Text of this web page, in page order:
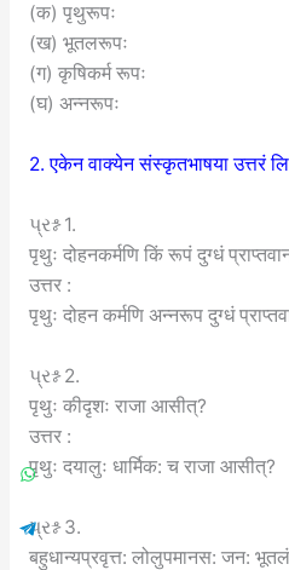
(क) पृथुरूपः
(ख) भूतलरूपः
(ग) कृषिकर्म रूपः
(घ) अन्नरूपः
2. एकेन वाक्येन संस्कृतभाषया उत्तरं
પ્રશ્ન 1.
पृथुः दोहनकर्मणि किं रूपं दुग्धं
उत्तर :
पृथुः दोहन कर्मणि अन्नरूप दुग्धं
પ્રશ્ન 2.
पृथुः कीदृशः राजा आसीत्?
उत्तर :
पृथुः दयालुः धार्मिक: च राजा आसीत्?
પ્રશ્ન 3.
बहुधान्यप्रवृत्त: लोलुपमानस: जन: